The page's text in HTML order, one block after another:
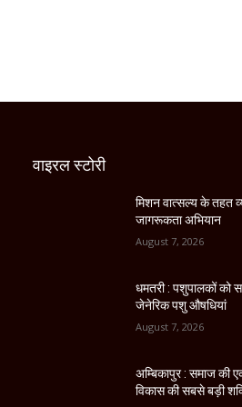
वाइरल स्टोरी
मिशन वात्सल्य के तहत
जागरूकता अभियान
August 7, 2026
धमतरी : पशुपालकों को
जेनेरिक पशु औषधियां
August 7, 2026
अम्बिकापुर : समाज की
विकास की सबसे बड़ी